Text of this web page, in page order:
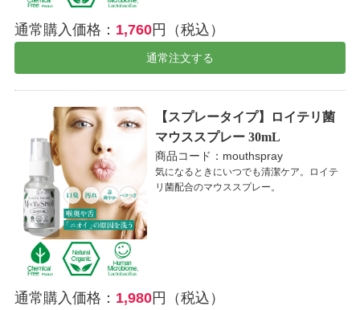
通常購入価格： 1,760円（税込）
通常注文する
【スプレータイプ】ロイテリ菌
マウススプレー 30mL
商品コード：mouthspray
気になるときにいつでも清潔ケア。ロイテ
リ菌配合のマウススプレー。
通常購入価格： 1,980円（税込）